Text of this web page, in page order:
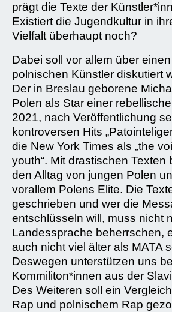
prägt die Texte der
Existiert die Jugendkultur in
Vielfalt überhaupt noch?
Dabei soll vor allem über
polnischen Künstler diskutiert
Der in Breslau geborene
Polen als Star einer
2021, nach Veröffentlichung
kontroversen Hits
die New York Times als „the
youth“. Mit drastischen Texten
den Alltag von jungen Polen
vorallem Polens Elite. Die
geschrieben und wer die
entschlüsseln will, muss nicht
Landessprache beherrschen,
auch nicht viel älter als MATA
Deswegen unterstützen uns
Kommiliton*innen aus der
Des Weiteren soll ein
Rap und polnischem Rap